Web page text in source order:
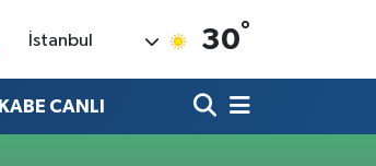
İstanbul 30°
KABE CANLI